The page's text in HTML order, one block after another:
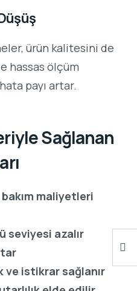
ürün kalitesini de
hassas ölçüm
payı artar.
Sağlanan
maliyetleri
seviyesi azalır
istikrar sağlanır